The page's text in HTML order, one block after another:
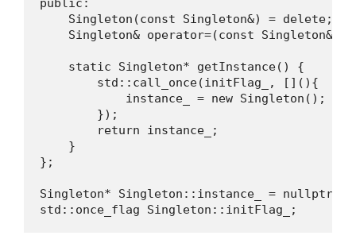
    Singleton(const Singleton&) = delete;
Singleton& operator=(const Singleton&)
    static Singleton* getInstance() {
        std::call_once(initFlag_, [](){
            instance_ = new Singleton();
        });
        return instance_;
    }
};
Singleton* Singleton::instance_ = nullptr;
std::once_flag Singleton::initFlag_;